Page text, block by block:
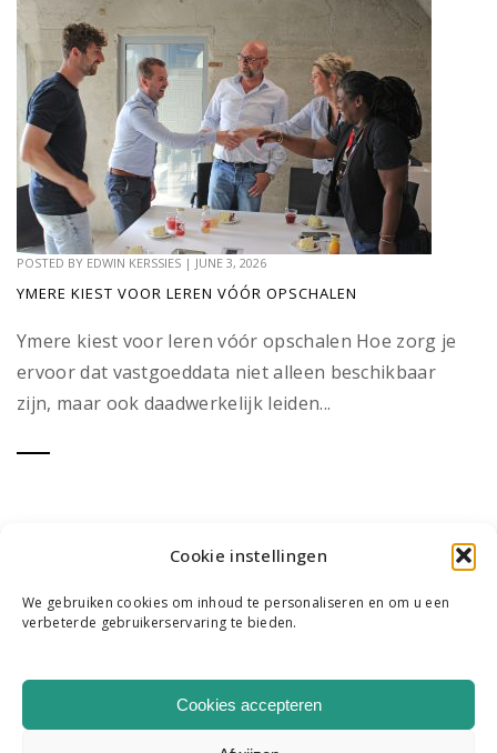
Cookie instellingen
We gebruiken cookies om inhoud te personaliseren en om u een
verbeterde gebruikerservaring te bieden.
Cookies accepteren
POSTED BY EDWIN KERSSIES | JUNE 3, 2026
YMERE KIEST VOOR LEREN VÓÓR OPSCHALEN
Ymere kiest voor leren vóór opschalen Hoe zorg je
ervoor dat vastgoeddata niet alleen beschikbaar
zijn, maar ook daadwerkelijk leiden...
WIE WE ZIJN ONS TEAM